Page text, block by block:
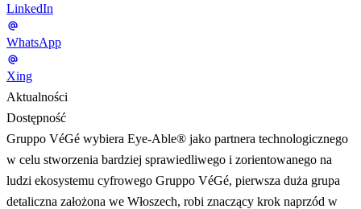
LinkedIn
WhatsApp
Xing
Aktualności
Dostępność
Gruppo VéGé wybiera Eye-Able® jako partnera technologicznego
w celu stworzenia bardziej sprawiedliwego i zorientowanego na
ludzi ekosystemu cyfrowego Gruppo VéGé, pierwsza duża grupa
detaliczna założona we Włoszech, robi znaczący krok naprzód w